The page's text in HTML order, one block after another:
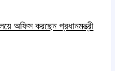
অফিস করছেন প্রধানমন্ত্রী